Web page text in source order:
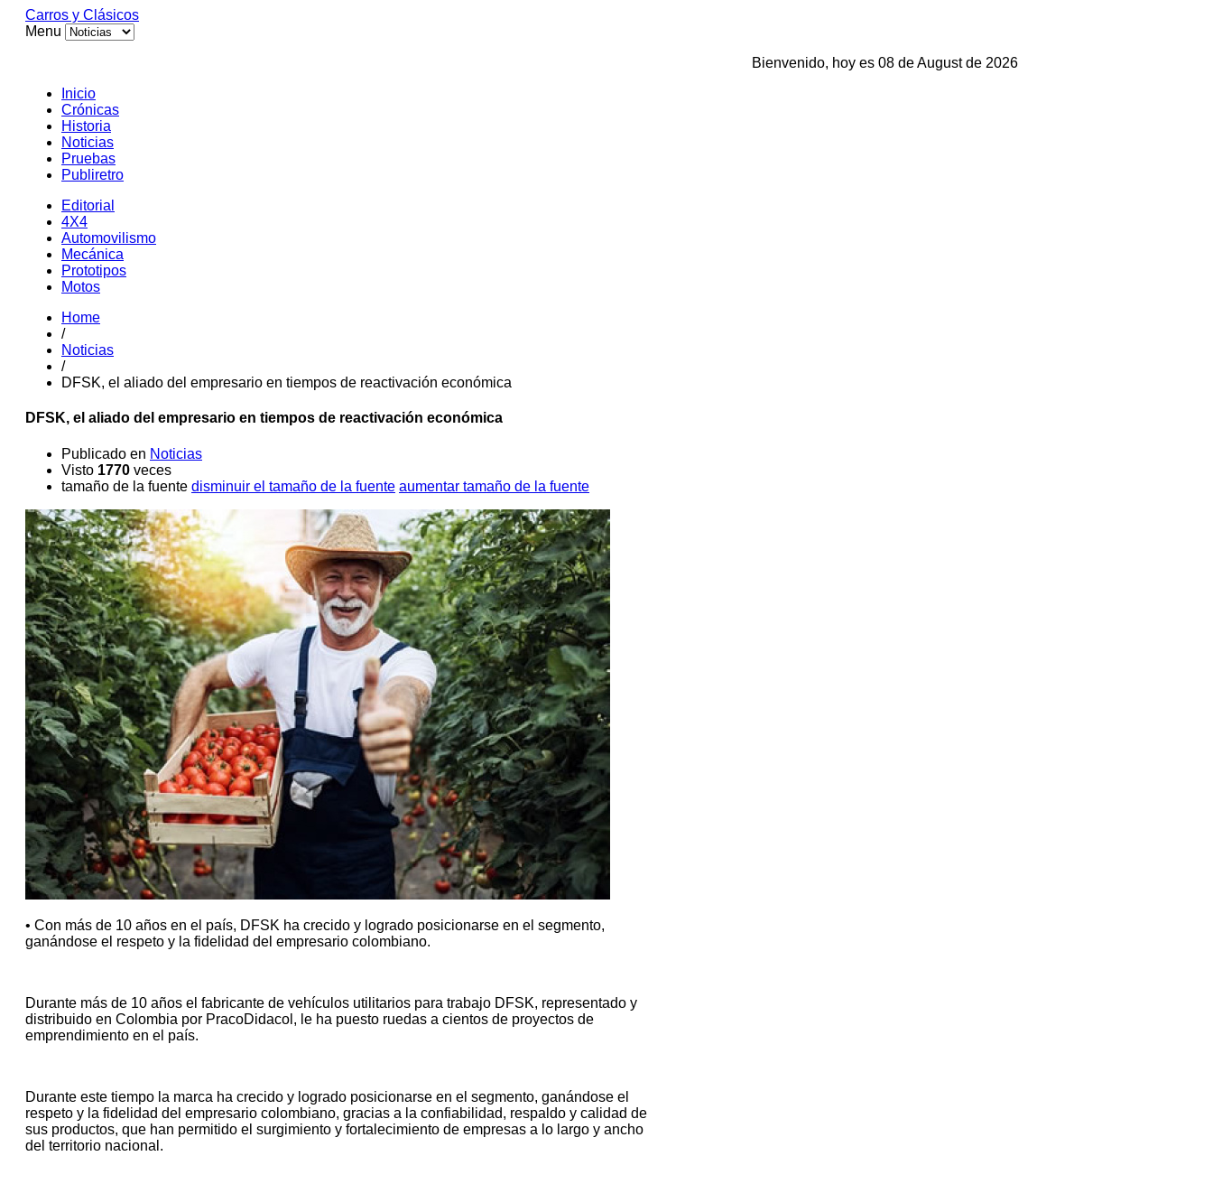
Carros y Clásicos
Menu
Bienvenido, hoy es 08 de August de 2026
Inicio
Crónicas
Historia
Noticias
Pruebas
Publiretro
Editorial
4X4
Automovilismo
Mecánica
Prototipos
Motos
Home
/
Noticias
/
DFSK, el aliado del empresario en tiempos de reactivación económica
DFSK, el aliado del empresario en tiempos de reactivación económica
Publicado en Noticias
Visto 1770 veces
tamaño de la fuente disminuir el tamaño de la fuente aumentar tamaño de la fuente
• Con más de 10 años en el país, DFSK ha crecido y logrado posicionarse en el segmento,
ganándose el respeto y la fidelidad del empresario colombiano.
Durante más de 10 años el fabricante de vehículos utilitarios para trabajo DFSK, representado y
distribuido en Colombia por PracoDidacol, le ha puesto ruedas a cientos de proyectos de
emprendimiento en el país.
Durante este tiempo la marca ha crecido y logrado posicionarse en el segmento, ganándose el
respeto y la fidelidad del empresario colombiano, gracias a la confiabilidad, respaldo y calidad de
sus productos, que han permitido el surgimiento y fortalecimiento de empresas a lo largo y ancho
del territorio nacional.